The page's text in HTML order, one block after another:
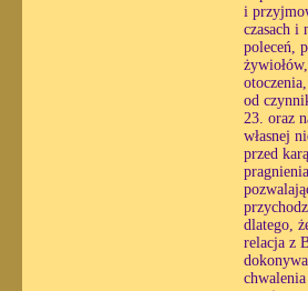
i
czasach i
poleceń,
od
23. oraz
własnej
przed
dlatego,
relacja z